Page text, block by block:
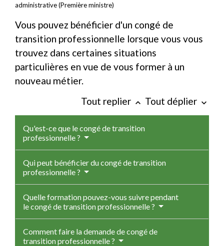
administrative (Première ministre)
Vous pouvez bénéficier d'un congé de
transition professionnelle lorsque vous vous
trouvez dans certaines situations
particulières en vue de vous former à un
nouveau métier.
Tout replier keyboard_arrow_up Tout déplier keyboard_arrow_down
Qu'est-ce que le congé de transition
professionnelle ?
Qui peut bénéficier du congé de transition
professionnelle ?
Quelle formation pouvez-vous suivre pendant
le congé de transition professionnelle ?
Comment faire la demande de congé de
transition professionnelle ?